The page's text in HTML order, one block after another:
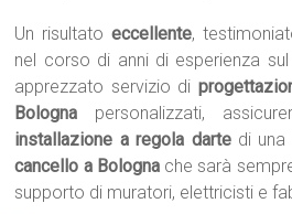
Un risultatoeccellente,
nel corso di anni di esperienza
apprezzato servizio di
Bologna personalizzati,
installazione a regola dartedi una
cancello a Bologna che sarà
supporto di muratori, elettricisti e